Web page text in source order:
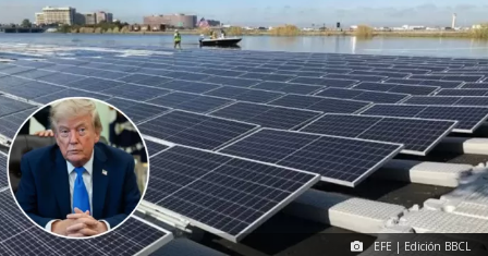
EFE | Edición BBCL